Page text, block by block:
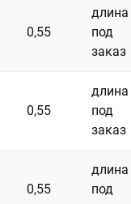
0,55
длина
под
заказ
0,55
длина
под
заказ
0,55
длина
под